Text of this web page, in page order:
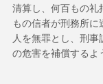
清算し、何百もの礼
もの信者が刑務所
人を無罪とし、刑
の危害を補償するよ